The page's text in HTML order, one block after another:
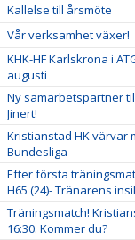
Kallelse till årsmöte
Vår verksamhet växer!
KHK-HF Karlskrona i
augusti
Ny samarbetspartner
Jinert!
Kristianstad HK värvar
Bundesliga
Efter första
H65 (24)- Tränarens
Träningsmatch!
16:30. Kommer du?